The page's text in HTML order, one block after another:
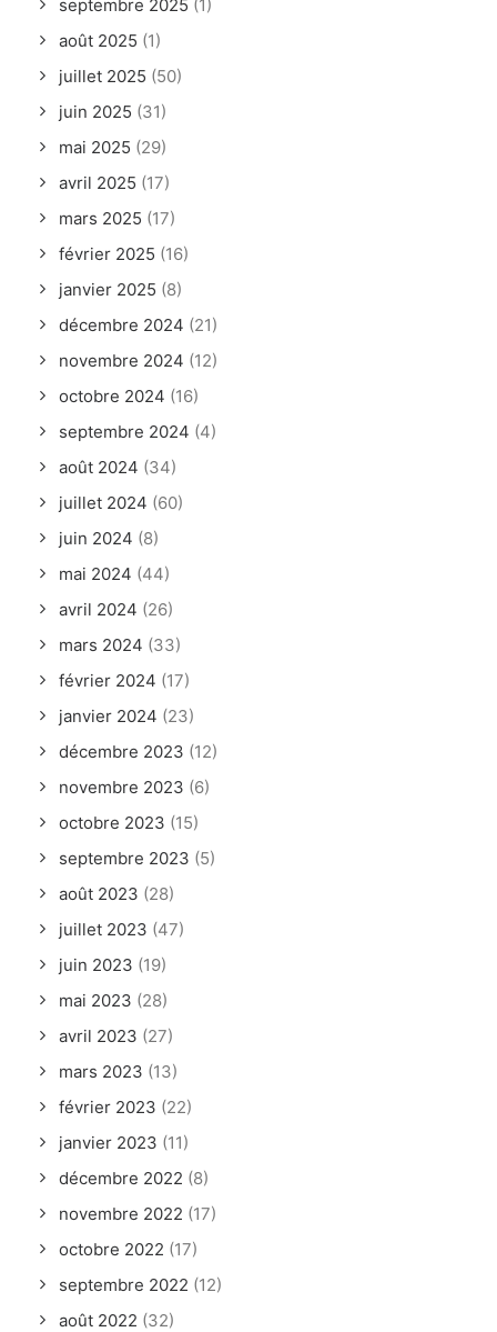
septembre 2025 (1)
août 2025 (1)
juillet 2025 (50)
juin 2025 (31)
mai 2025 (29)
avril 2025 (17)
mars 2025 (17)
février 2025 (16)
janvier 2025 (8)
décembre 2024 (21)
novembre 2024 (12)
octobre 2024 (16)
septembre 2024 (4)
août 2024 (34)
juillet 2024 (60)
juin 2024 (8)
mai 2024 (44)
avril 2024 (26)
mars 2024 (33)
février 2024 (17)
janvier 2024 (23)
décembre 2023 (12)
novembre 2023 (6)
octobre 2023 (15)
septembre 2023 (5)
août 2023 (28)
juillet 2023 (47)
juin 2023 (19)
mai 2023 (28)
avril 2023 (27)
mars 2023 (13)
février 2023 (22)
janvier 2023 (11)
décembre 2022 (8)
novembre 2022 (17)
octobre 2022 (17)
septembre 2022 (12)
août 2022 (32)